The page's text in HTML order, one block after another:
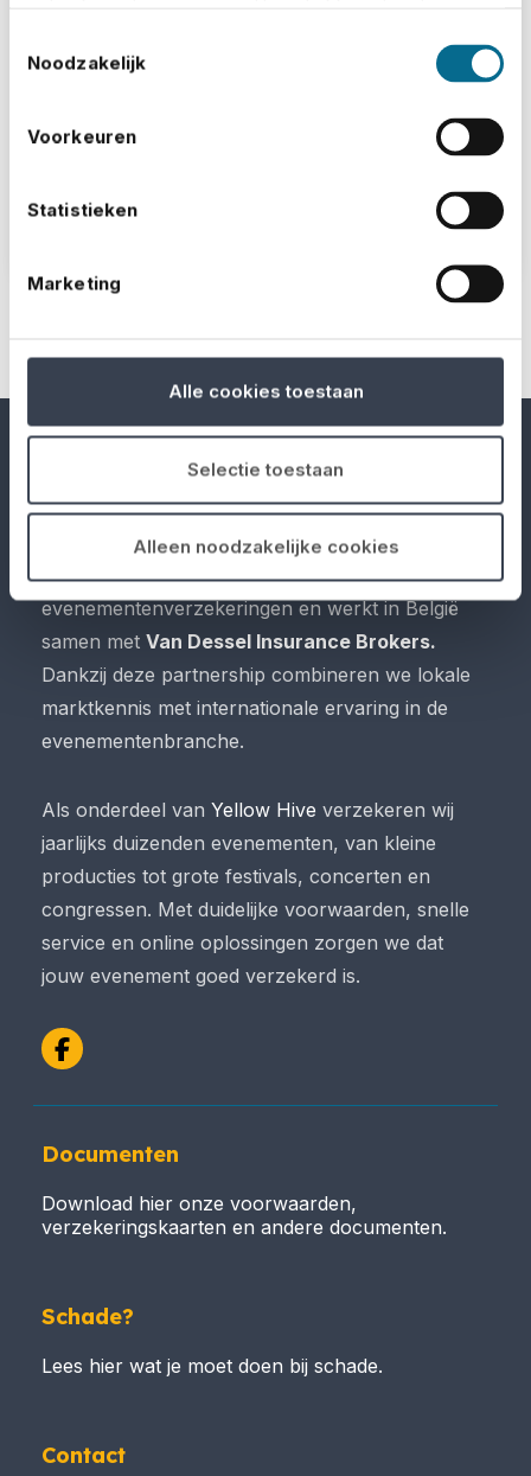
Noodzakelijk
Voorkeuren
Statistieken
Marketing
Alle cookies toestaan
Selectie toestaan
Alleen noodzakelijke cookies
Ik ga akkoord met de privacyvoorwaarden
No Risk Belgiëis gespecialiseerd in
evenementenverzekeringen en werkt in België
samen met Van Dessel Insurance Brokers.
Dankzij deze partnership combineren we lokale
marktkennis met internationale ervaring in de
evenementenbranche.
Als onderdeel van Yellow Hive verzekeren wij
jaarlijks duizenden evenementen, van kleine
producties tot grote festivals, concerten en
congressen. Met duidelijke voorwaarden, snelle
service en online oplossingen zorgen we dat
jouw evenement goed verzekerd is.
Facebook
Documenten
Download hier onze voorwaarden,
verzekeringskaarten en andere documenten.
Schade?
Lees hier wat je moet doen bij schade.
Contact